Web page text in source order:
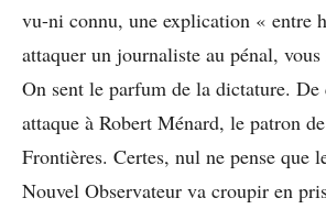
vu-ni connu, une explication « entre
attaquer un journaliste au pénal, vous
On sent le parfum de la dictature.
attaque à Robert Ménard, le patron
Frontières. Certes, nul ne pense que
Nouvel Observateur va croupir en